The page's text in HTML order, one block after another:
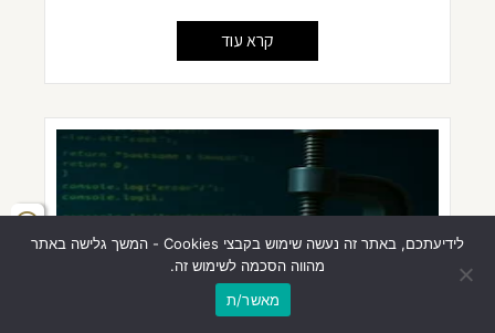
קרא עוד
לידיעתכם, באתר זה נעשה שימוש בקבצי Cookies - המשך גלישה באתר
מהווה הסכמה לשימוש זה.
מאשר/ת